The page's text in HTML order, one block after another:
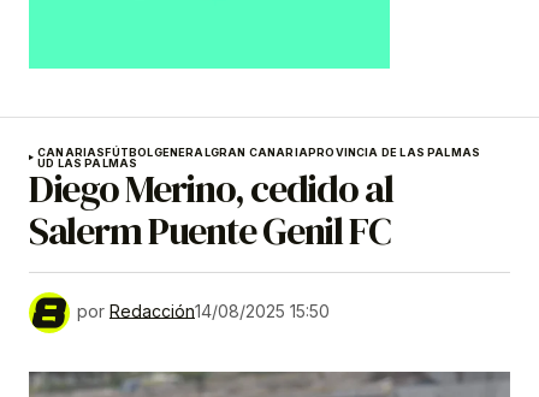
CANARIASFÚTBOLGENERALGRAN CANARIAPROVINCIA DE LAS PALMAS
UD LAS PALMAS
Diego Merino, cedido al
Salerm Puente Genil FC
por Redacción14/08/2025 15:50